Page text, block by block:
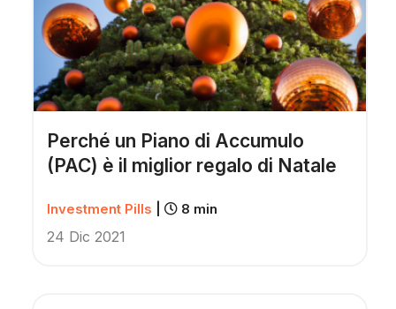
Perché un Piano di Accumulo
(PAC) è il miglior regalo di Natale
Investment Pills 8 min
24 Dic 2021